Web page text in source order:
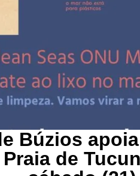
Búzios
de